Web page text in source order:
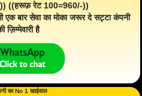
)) ((हरूफ़ रेट 100=960/-))
बार सेवा का मोका जरूर दे सट्टा कंपनी
ज़िम्मेवारी है
का No 1 खाईवाल